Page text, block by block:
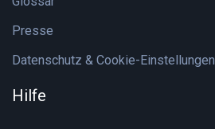
Presse
Datenschutz & Cookie-Einstellungen
Hilfe